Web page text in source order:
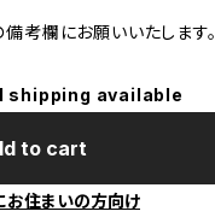
考欄にお願いいたします。
shipping available
to cart
お住まいの方向け